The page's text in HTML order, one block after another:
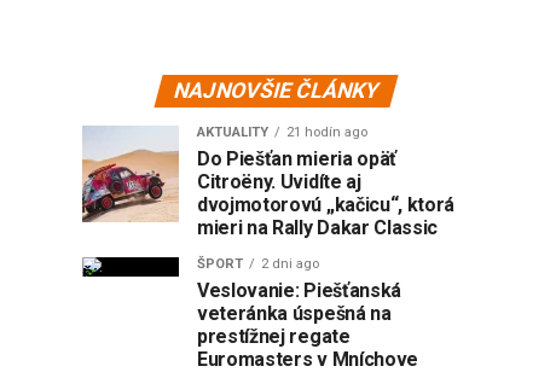
NAJNOVŠIE ČLÁNKY
AKTUALITY 21 hodín ago
Do Piešťan mieria opäť
Citroëny. Uvidíte aj
dvojmotorovú „kačicu“, ktorá
mieri na Rally Dakar Classic
ŠPORT 2 dni ago
Veslovanie: Piešťanská
veteránka úspešná na
prestížnej regate
Euromasters v Mníchove